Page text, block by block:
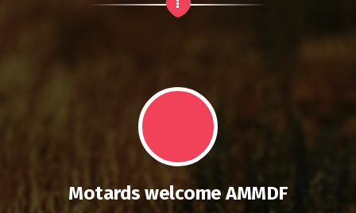
Motards welcome AMMDF